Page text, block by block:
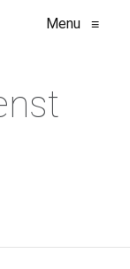
Menu ≡